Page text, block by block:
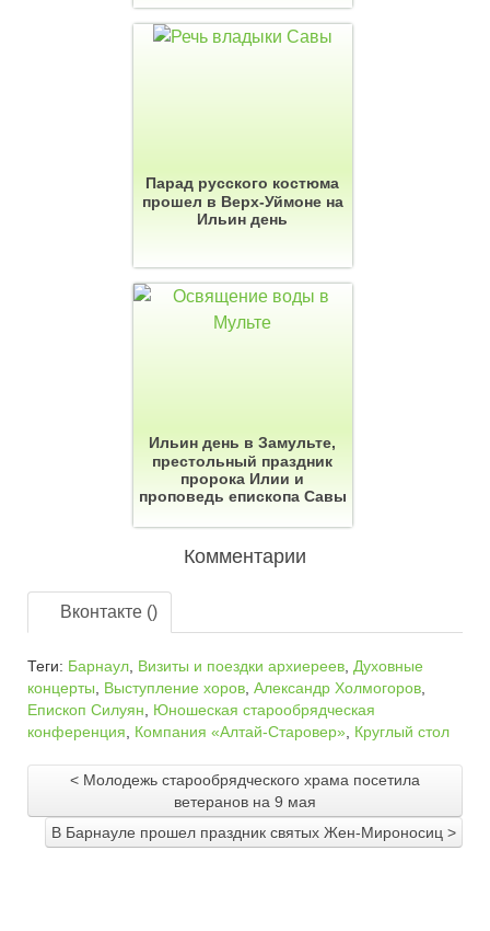
Парад русского костюма
прошел в Верх-Уймоне на
Ильин день
Ильин день в Замульте,
престольный праздник
пророка Илии и
проповедь епископа Савы
Комментарии
Вконтакте ()
Теги: Барнаул Визиты и поездки архиереев Духовные
концерты
Выступление хоров Александр Холмогоров
Епископ Силуян
Юношеская старообрядческая
конференция
Компания «Алтай-Старовер» Круглый стол
< Молодежь старообрядческого храма посетила
ветеранов на 9 мая
В Барнауле прошел праздник святых Жен-Мироносиц >